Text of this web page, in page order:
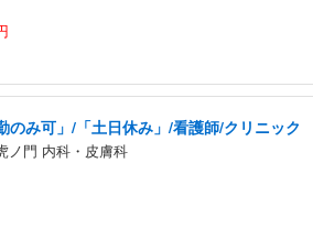
のみ可」/「土日休み」/看護師/クリニック
ノ門 内科・皮膚科